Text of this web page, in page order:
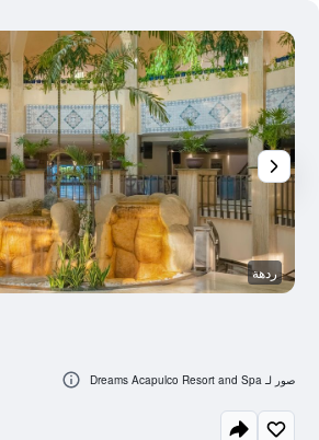
ردهة
صور لـ Dreams Acapulco Resort and Spa